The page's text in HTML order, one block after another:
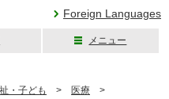
Foreign Languages
メニュー
・子ども > 医療 >